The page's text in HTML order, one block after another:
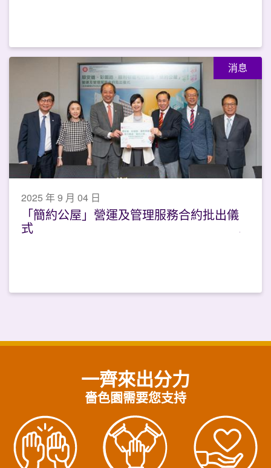
消息
2025 年 9 月 04 日
「簡約公屋」營運及管理服務合約批出儀
式
一齊來出分力
嗇色園需要您支持